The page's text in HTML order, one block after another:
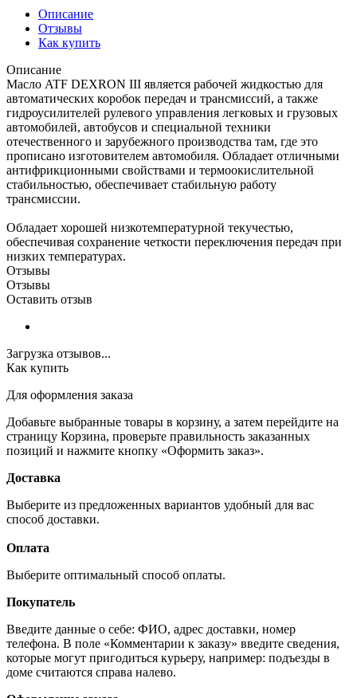
Описание
Отзывы
Как купить
Описание
Масло ATF DEXRON III является рабочей жидкостью для
автоматических коробок передач и трансмиссий, а также
гидроусилителей рулевого управления легковых и грузовых
автомобилей, автобусов и специальной техники
отечественного и зарубежного производства там, где это
прописано изготовителем автомобиля. Обладает отличными
антифрикционными свойствами и термоокислительной
стабильностью, обеспечивает стабильную работу
трансмиссии.
Обладает хорошей низкотемпературной текучестью,
обеспечивая сохранение четкости переключения передач при
низких температурах.
Отзывы
Отзывы
Оставить отзыв
Загрузка отзывов...
Как купить
Для оформления заказа
Добавьте выбранные товары в корзину, а затем перейдите на
страницу Корзина, проверьте правильность заказанных
позиций и нажмите кнопку «Оформить заказ».
Доставка
Выберите из предложенных вариантов удобный для вас
способ доставки.
Оплата
Выберите оптимальный способ оплаты.
Покупатель
Введите данные о себе: ФИО, адрес доставки, номер
телефона. В поле «Комментарии к заказу» введите сведения,
которые могут пригодиться курьеру, например: подъезды в
доме считаются справа налево.